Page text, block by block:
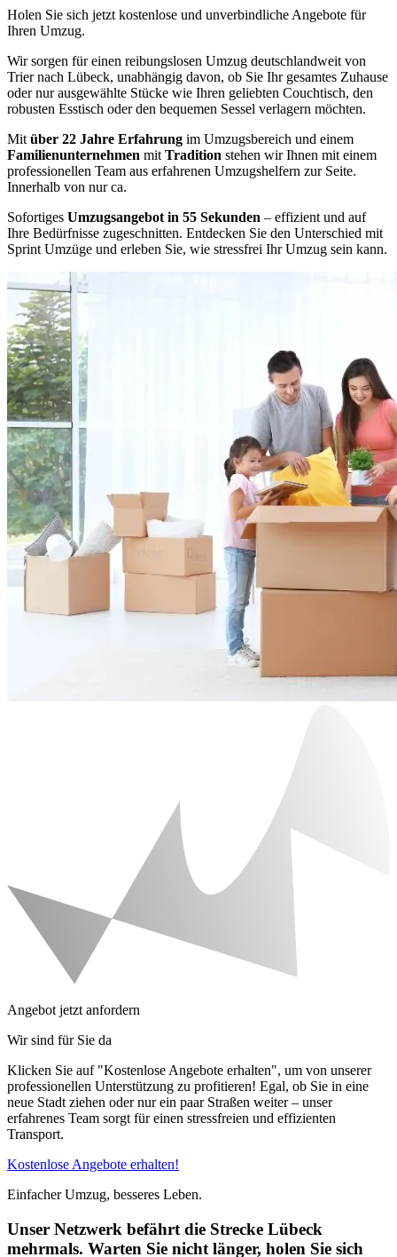
Holen Sie sich jetzt kostenlose und unverbindliche Angebote für
Ihren Umzug.
Wir sorgen für einen reibungslosen Umzug deutschlandweit von
Trier nach Lübeck, unabhängig davon, ob Sie Ihr gesamtes Zuhause
oder nur ausgewählte Stücke wie Ihren geliebten Couchtisch, den
robusten Esstisch oder den bequemen Sessel verlagern möchten.
Mit über 22 Jahre Erfahrung im Umzugsbereich und einem
Familienunternehmen mit Tradition stehen wir Ihnen mit einem
professionellen Team aus erfahrenen Umzugshelfern zur Seite.
Innerhalb von nur ca.
Sofortiges Umzugsangebot in 55 Sekunden – effizient und auf
Ihre Bedürfnisse zugeschnitten. Entdecken Sie den Unterschied mit
Sprint Umzüge und erleben Sie, wie stressfrei Ihr Umzug sein kann.
Angebot jetzt anfordern
Wir sind für Sie da
Klicken Sie auf "Kostenlose Angebote erhalten", um von unserer
professionellen Unterstützung zu profitieren! Egal, ob Sie in eine
neue Stadt ziehen oder nur ein paar Straßen weiter – unser
erfahrenes Team sorgt für einen stressfreien und effizienten
Transport.
Kostenlose Angebote erhalten!
Einfacher Umzug, besseres Leben.
Unser Netzwerk befährt die Strecke Lübeck
mehrmals. Warten Sie nicht länger, holen Sie sich